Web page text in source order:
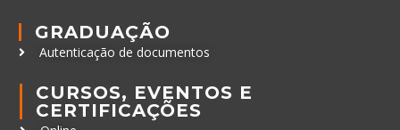
GRADUAÇÃO
Autenticação de documentos
CURSOS, EVENTOS E
CERTIFICAÇÕES